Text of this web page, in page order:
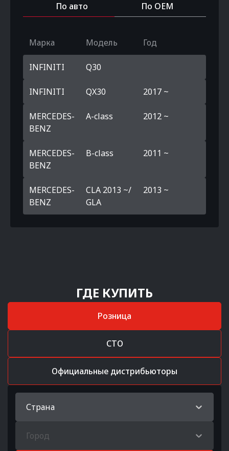
По авто По OEM
Марка Модель Год
INFINITI Q30
INFINITI QX30 2017 ~
MERCEDES-
BENZ
A-class 2012 ~
MERCEDES-
BENZ
B-class 2011 ~
MERCEDES-
BENZ
CLA 2013 ~/
GLA
2013 ~
ГДЕ КУПИТЬ
Розница
СТО
Официальные дистрибьюторы
Страна
Город